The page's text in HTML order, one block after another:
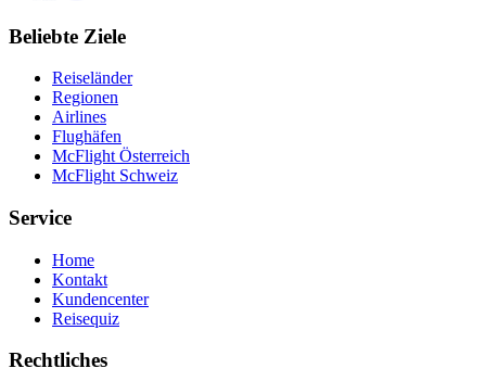
Beliebte Ziele
Reiseländer
Regionen
Airlines
Flughäfen
McFlight Österreich
McFlight Schweiz
Service
Home
Kontakt
Kundencenter
Reisequiz
Rechtliches